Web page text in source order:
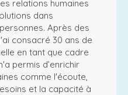
relations humaines
dans
Après des
consacré 30 ans de
en tant que cadre
permis d’enrichir
comme l'écoute,
et la capacité à